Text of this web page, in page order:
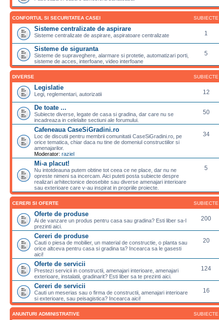
CONFORTUL SI SECURITATEA CASEI SUBIECTE
Sisteme centralizate de aspirare
Sisteme centralizate de aspirare, aspiratoare centralizate 1
Sisteme de siguranta
Sisteme de supraveghere, alarmare si protetie, automatizari porti,
sisteme de acces, interfoane, video interfoane
5
DIVERSE SUBIECTE
Legislatie
Legi, reglementari, autorizatii 12
De toate ...
Subiecte diverse, legate de casa si gradina, dar care nu se
incadreaza in celelalte sectiuni ale forumului.
50
Cafeneaua CaseSiGradini.ro
Loc de discutii pentru membrii comunitatii CaseSiGradini.ro, pe
orice tematica, chiar daca nu tine de domeniul constructiilor si
amenajarilor.
Moderator: raziel
34
Mi-a placut!
Nu intotdeauna putem obtine tot ceea ce ne place, dar nu ne
opreste nimeni sa incercam. Aici puteti posta subiecte despre
realizari arhitectonice deosebite sau diverse amenajari interioare
sau exterioare care v-au inspirat in propriile proiecte.
5
CERERI SI OFERTE SUBIECTE
Oferte de produse
Ai de vanzare un produs pentru casa sau gradina? Esti liber sa-l
prezinti aici.
200
Cereri de produse
Cauti o piesa de mobilier, un material de constructie, o planta sau
orice altceva pentru casa si gradina ta? Incearca sa le gasesti
aici!
20
Oferte de servicii
Prestezi servicii in constructii, amenajari interioare, amenajari
exterioare, instalatii, gradinarit? Esti liber sa te prezinti aici.
124
Cereri de servicii
Cauti un meserias sau o firma de constructii, amenajari interioare
si exterioare, sau peisagistica? Incearca aici!
16
ANUNTURI ADMINISTRATIVE SUBIECTE